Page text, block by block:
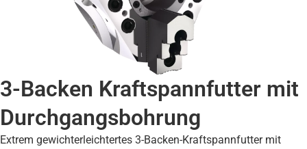
3-Backen Kraftspannfutter mit
Durchgangsbohrung
Extrem gewichterleichtertes 3-Backen-Kraftspannfutter mit